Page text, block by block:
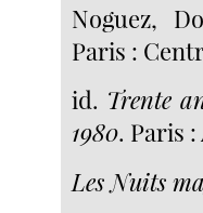
Noguez,
Paris :
id. Trente
1980. Paris :
Les Nuits